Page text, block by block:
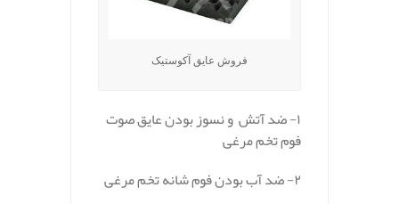
فروش عایق آکوستیک
۱- ضد آتش و نسوز بودن عایق صوت
فوم تخم مرغی
۲- ضد آب بودن فوم شانه تخم مرغی